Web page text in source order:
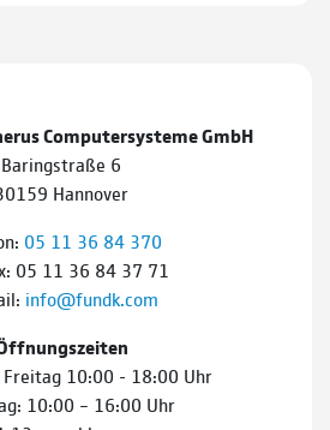
Computersysteme GmbH
Baringstraße 6
Hannover
05 11 36 84 370
05 11 36 84 37 71
info@fundk.com
Freitag 10:00 - 18:00 Uhr
10:00 – 16:00 Uhr